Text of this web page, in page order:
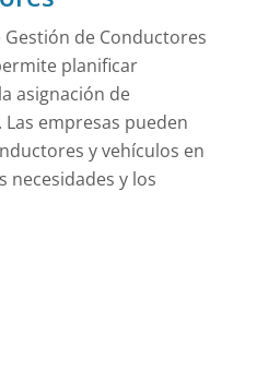
Gestión de Conductores
planificar
asignación de
empresas pueden
y vehículos en
necesidades y los